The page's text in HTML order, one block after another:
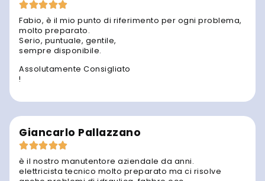
Fabio, è il mio punto di riferimento per ogni problema,
molto preparato.
Serio, puntuale, gentile,
sempre disponibile.
Assolutamente Consigliato
!
Giancarlo Pallazzano
è il nostro manutentore aziendale da anni.
elettricista tecnico molto preparato ma ci risolve